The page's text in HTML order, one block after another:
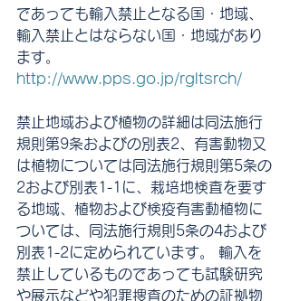
であっても輸入禁止となる国・地域、
輸入禁止とはならない国・地域があり
ます。
http://www.pps.go.jp/rgltsrch/
禁止地域および植物の詳細は同法施行
規則第9条およびの別表2、有害動物又
は植物については同法施行規則第5条の
2および別表1-1に、栽培地検査を要す
る地域、植物および検疫有害動植物に
ついては、同法施行規則5条の4および
別表1-2に定められています。 輸入を
禁止しているものであっても試験研究
や展示などや犯罪捜査のための証拠物